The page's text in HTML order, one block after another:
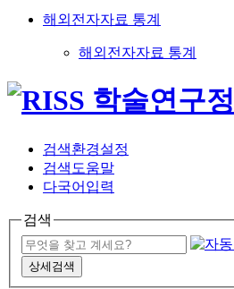
해외전자자료 통계
해외전자자료 통계
검색환경설정
검색도움말
다국어입력
검색
상세검색